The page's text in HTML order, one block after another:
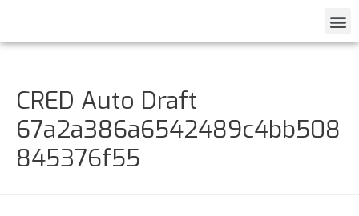
CRED Auto Draft
67a2a386a6542489c4bb508
845376f55